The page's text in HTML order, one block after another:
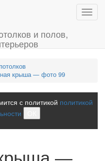
крыша — фото 99
с политикой политикой